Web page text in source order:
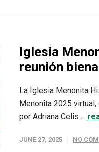
Iglesia
reunión
La Iglesia Menonita
Menonita 2025 virtual,
por Adriana Celis ...
JUNE 27, 2025 NO